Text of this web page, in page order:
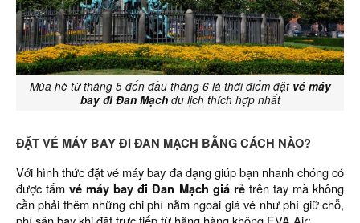
Mùa hè từ tháng 5 đến đầu tháng 6 là thời điểm đặt vé máy
bay đi Đan Mạchdu lịch thích hợp nhất
ĐẶT VÉ MÁY BAY ĐI ĐAN MẠCH BẰNG CÁCH NÀO?
Với hình thức đặt vé máy bay đa dạng giúp bạn nhanh chóng có
được tấmvé máy bay đi Đan Mạch giá rẻtrên tay mà không
cần phải thêm những chi phí nằm ngoài giá vé như phí giữ chỗ,